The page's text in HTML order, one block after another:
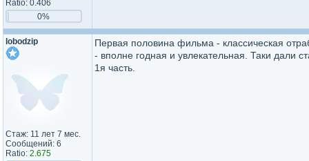
Ratio: 0.406
0%
lobodzip
Стаж: 11 лет 7 мес.
Сообщений: 6
Ratio: 2.675
Первая половина фильма - классическая
- вполне годная и увлекательная. Таки дали
1я часть.